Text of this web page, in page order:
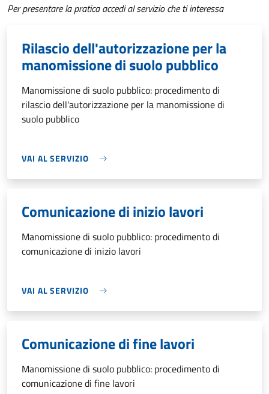
Per presentare la pratica accedi al servizio che ti interessa
Rilascio dell'autorizzazione per la
manomissione di suolo pubblico
Manomissione di suolo pubblico: procedimento di
rilascio dell'autorizzazione per la manomissione di
suolo pubblico
VAI AL SERVIZIO
Comunicazione di inizio lavori
Manomissione di suolo pubblico: procedimento di
comunicazione di inizio lavori
VAI AL SERVIZIO
Comunicazione di fine lavori
Manomissione di suolo pubblico: procedimento di
comunicazione di fine lavori